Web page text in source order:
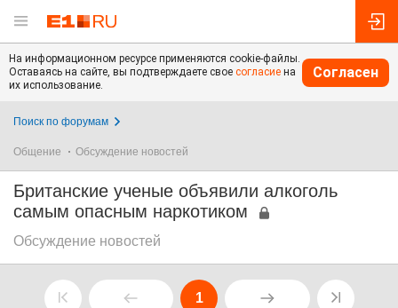
На информационном ресурсе применяются cookie-файлы.
Оставаясь на сайте, вы подтверждаете свое согласие на
их использование.
Согласен
Поиск по форумам
Общение Обсуждение новостей
Британские ученые объявили алкоголь
самым опасным наркотиком
Обсуждение новостей
1